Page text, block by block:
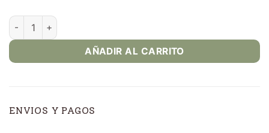
Air Factory Watermelon Strawberry Ice 60ml E-Juice cantidad
AÑADIR AL CARRITO
ENVIOS Y PAGOS